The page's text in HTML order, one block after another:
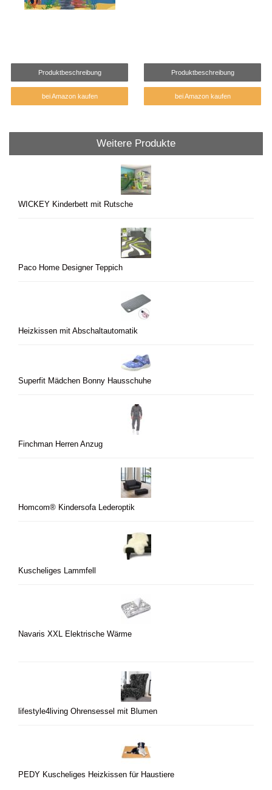
Produktbeschreibung
bei Amazon kaufen
Produktbeschreibung
bei Amazon kaufen
Weitere Produkte
WICKEY Kinderbett mit Rutsche
Paco Home Designer Teppich
Heizkissen mit Abschaltautomatik
Superfit Mädchen Bonny Hausschuhe
Finchman Herren Anzug
Homcom® Kindersofa Lederoptik
Kuscheliges Lammfell
Navaris XXL Elektrische Wärme
lifestyle4living Ohrensessel mit Blumen
PEDY Kuscheliges Heizkissen für Haustiere